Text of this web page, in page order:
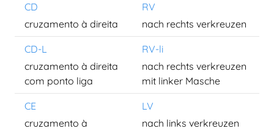
CD
RV
cruzamento à direita
nach rechts verkreuzen
CD-L
RV-li
cruzamento à direita
com ponto liga
nach rechts verkreuzen
mit linker Masche
CE
LV
cruzamento à
nach links verkreuzen